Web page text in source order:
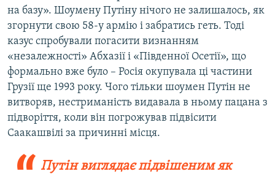
на базу». Шоумену Путіну нічого не залишалось, як
згорнути свою 58-у армію і забратись геть. Тоді
казус спробували погасити визнанням
«незалежності» Абхазії і «Південної Осетії», що
формально вже було – Росія окупувала ці частини
Грузії ще 1993 року. Чого тільки шоумен Путін не
витворяв, нестриманість видавала в ньому пацана з
підворіття, коли він погрожував підвісити
Саакашвілі за причинні місця.
Путін виглядає підвішеним як